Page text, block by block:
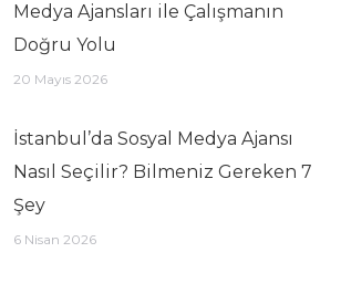
Medya Ajansları ile Çalışmanın
Doğru Yolu
20 Mayıs 2026
İstanbul’da Sosyal Medya Ajansı
Nasıl Seçilir? Bilmeniz Gereken 7
Şey
6 Nisan 2026